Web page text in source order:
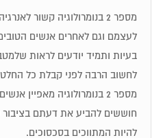
לעצמם וגם לאחרים אנשים
בעיות ותמיד יודעים לראות
לחשוב הרבה לפני קבלת כל
מספר 2 בנומרולוגיה
להיות המתווכים בסכסוכים.